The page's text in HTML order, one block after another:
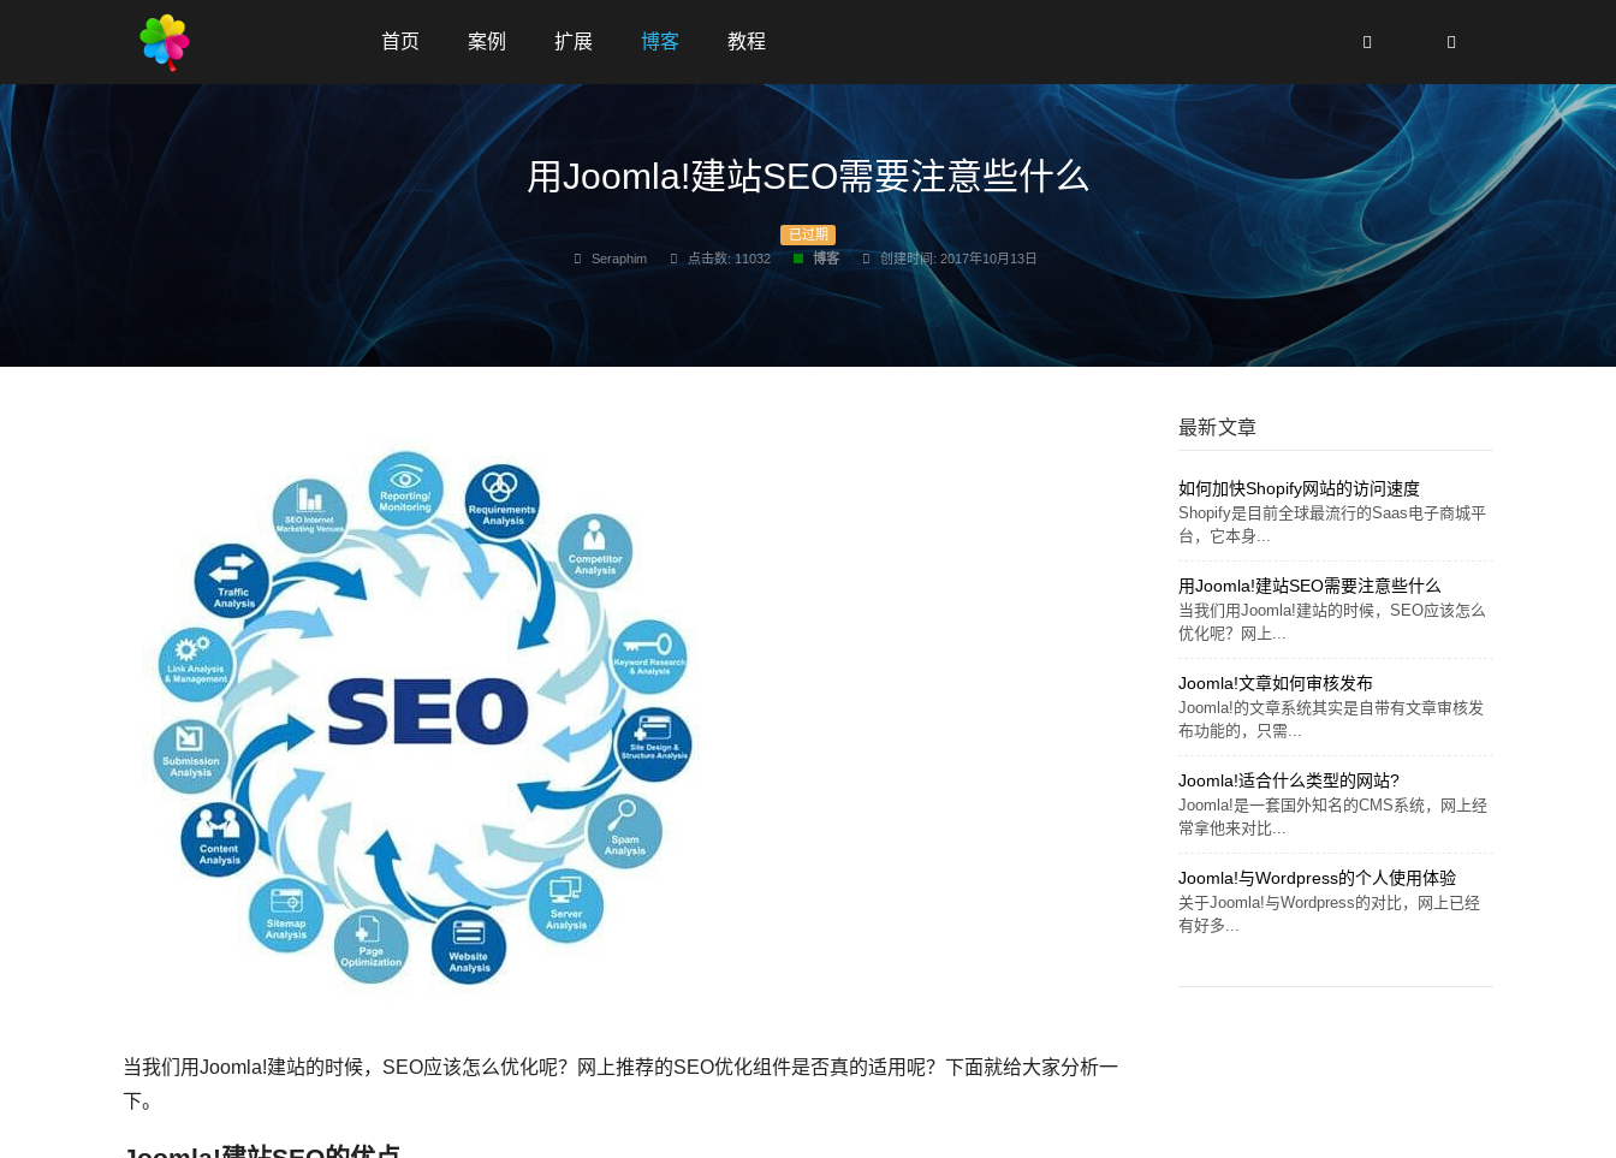
首页 案例 扩展 博客 教程
用Joomla!建站SEO需要注意些什么
已过期
Seraphim
点击数: 11032 博客 创建时间: 2017年10月13日
当我们用Joomla!建站的时候，SEO应该怎么优化呢？网上推荐的SEO优化组件是否真的适用呢？下面就给大家分析一
下。
最新文章
如何加快Shopify网站的访问速度
Shopify是目前全球最流行的Saas电子商城平
台，它本身...
用Joomla!建站SEO需要注意些什么
当我们用Joomla!建站的时候，SEO应该怎么
优化呢？网上...
Joomla!文章如何审核发布
Joomla!的文章系统其实是自带有文章审核发
布功能的，只需...
Joomla!适合什么类型的网站?
Joomla!是一套国外知名的CMS系统，网上经
常拿他来对比...
Joomla!与Wordpress的个人使用体验
关于Joomla!与Wordpress的对比，网上已经
有好多...